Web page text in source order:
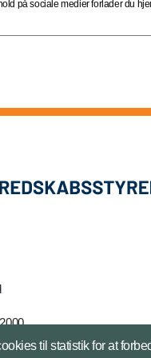
på sociale medier forlader du
til statistik for at